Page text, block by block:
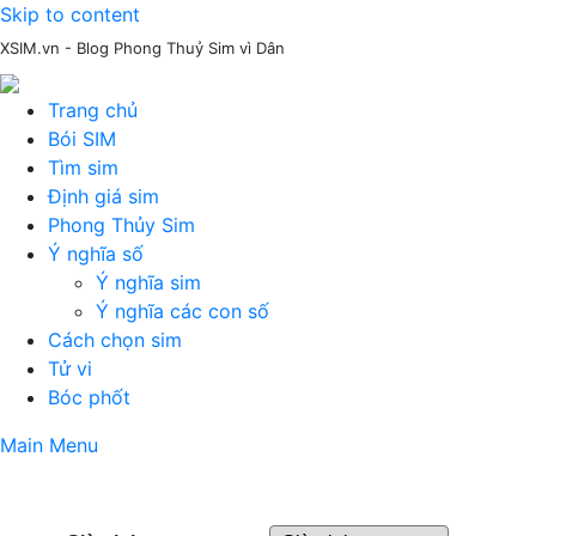
Skip to content
XSIM.vn - Blog Phong Thuỷ Sim vì Dân
Trang chủ
Bói SIM
Tìm sim
Định giá sim
Phong Thủy Sim
Ý nghĩa số
Ý nghĩa sim
Ý nghĩa các con số
Cách chọn sim
Tử vi
Bóc phốt
Main Menu